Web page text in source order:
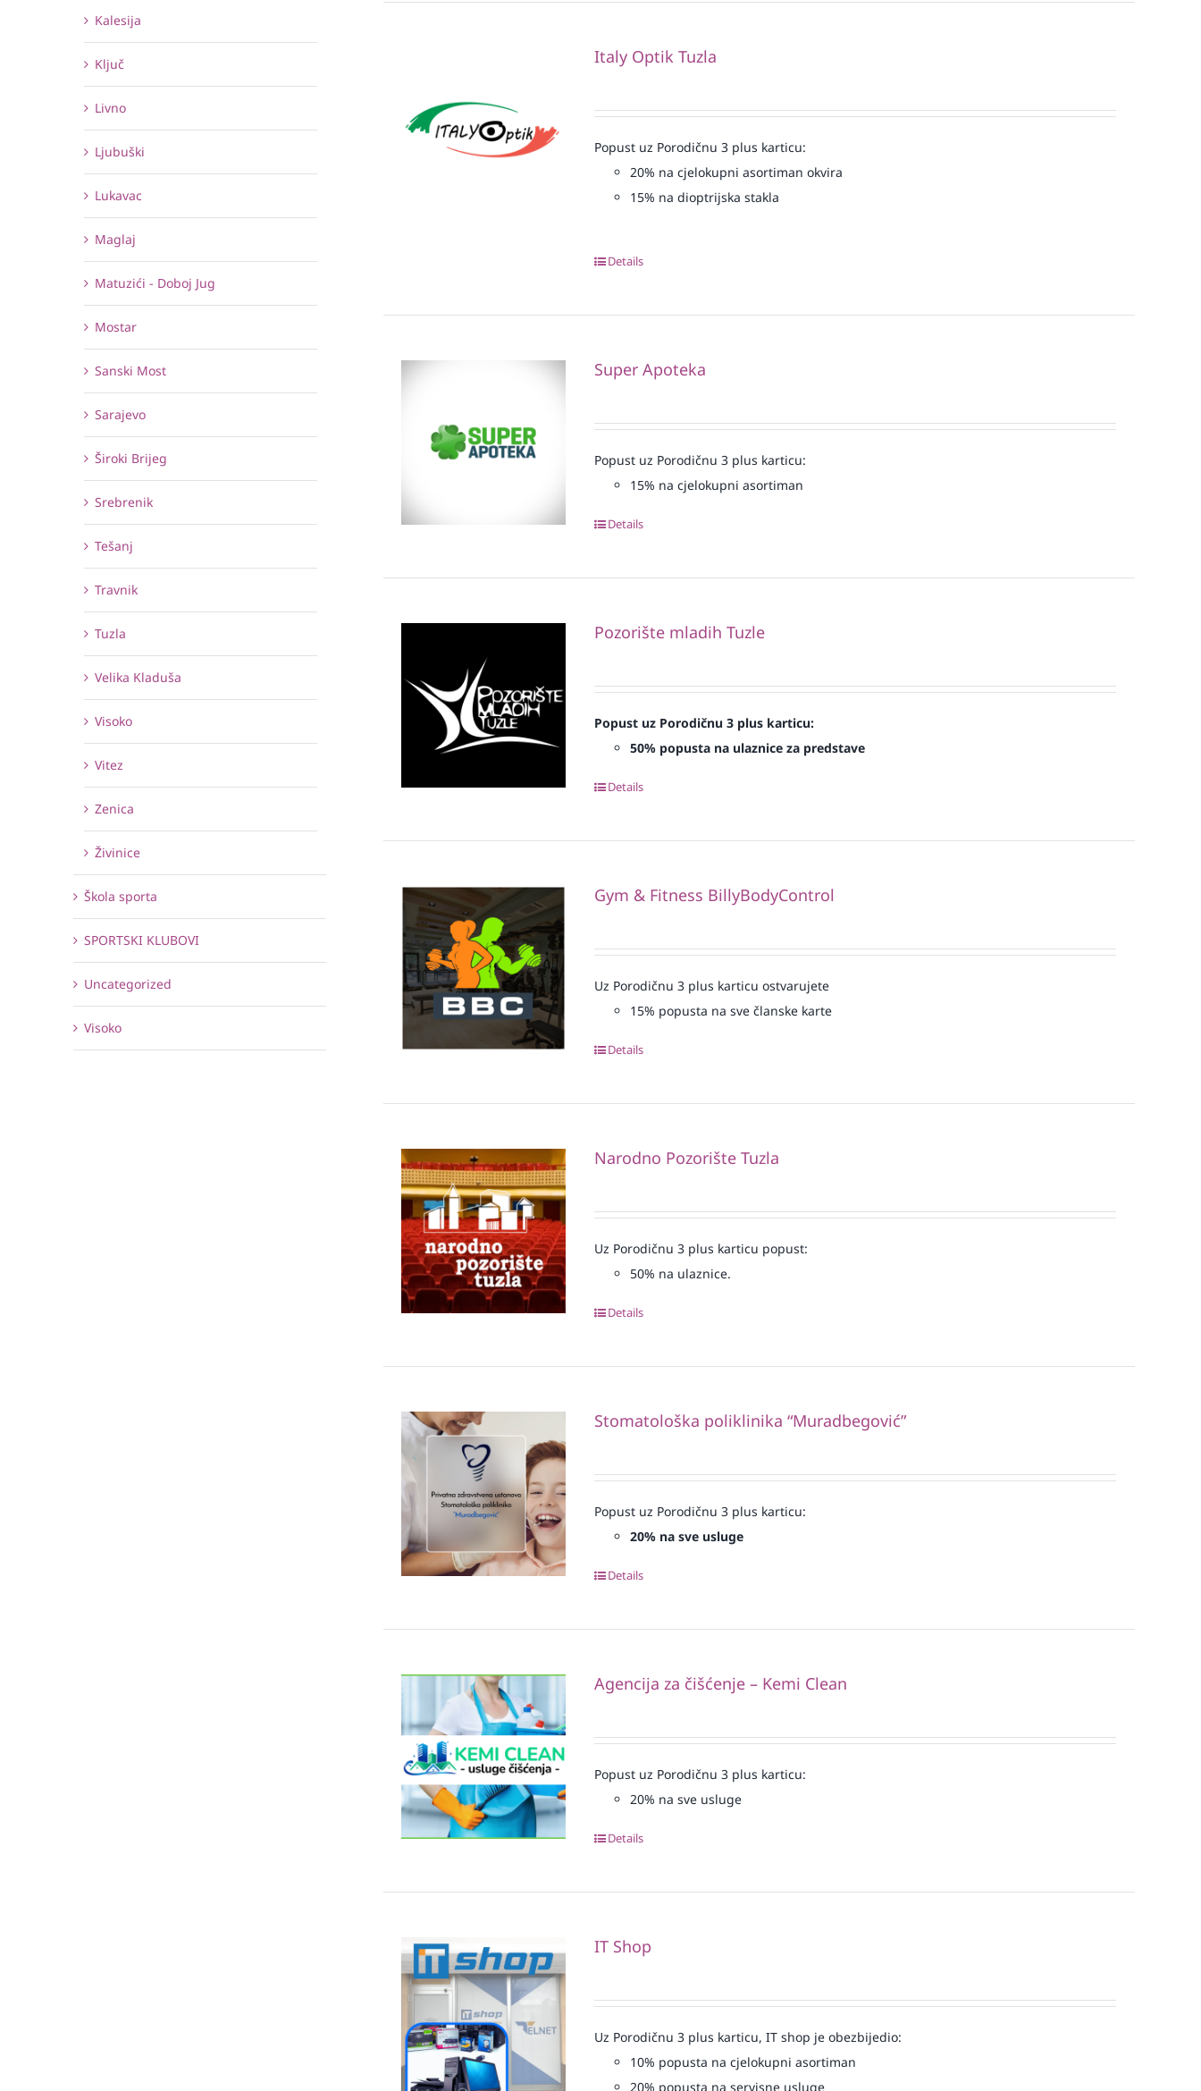
Italy Optik Tuzla
Popust uz Porodičnu 3 plus karticu:
20% na cjelokupni asortiman okvira
15% na dioptrijska stakla
Details
Super Apoteka
Popust uz Porodičnu 3 plus karticu:
15% na cjelokupni asortiman
Details
Pozorište mladih Tuzle
Popust uz Porodičnu 3 plus karticu:
50% popusta na ulaznice za predstave
Details
Gym & Fitness BillyBodyControl
Uz Porodičnu 3 plus karticu ostvarujete
15% popusta na sve članske karte
Details
Narodno Pozorište Tuzla
Uz Porodičnu 3 plus karticu popust:
50% na ulaznice.
Details
Stomatološka poliklinika “Muradbegović”
Popust uz Porodičnu 3 plus karticu:
20% na sve usluge
Details
Agencija za čišćenje – Kemi Clean
Popust uz Porodičnu 3 plus karticu:
20% na sve usluge
Details
IT Shop
Uz Porodičnu 3 plus karticu, IT shop je obezbijedio:
10% popusta na cjelokupni asortiman
20% popusta na servisne usluge
Kalesija
Ključ
Livno
Ljubuški
Lukavac
Maglaj
Matuzići - Doboj Jug
Mostar
Sanski Most
Sarajevo
Široki Brijeg
Srebrenik
Tešanj
Travnik
Tuzla
Velika Kladuša
Visoko
Vitez
Zenica
Živinice
Škola sporta
SPORTSKI KLUBOVI
Uncategorized
Visoko